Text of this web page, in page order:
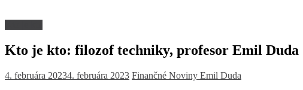
Kto je kto: filozof techniky, profesor Emil Duda
4. februára 20234. februára 2023 Finančné Noviny Emil Duda